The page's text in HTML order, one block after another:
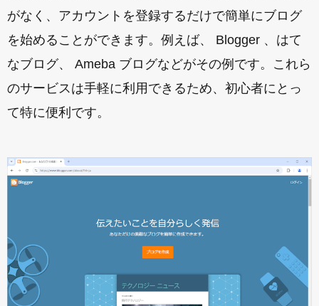
がなく、アカウントを登録するだけで簡単にブログ
を始めることができます。例えば、 Blogger 、はて
なブログ、 Ameba ブログなどがその例です。これら
のサービスは手軽に利用できるため、初心者にとっ
て特に便利です。